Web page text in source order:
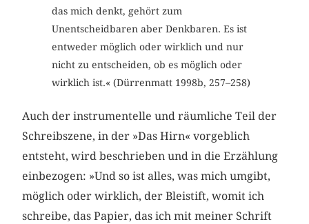
das mich denkt, gehört zum
Unentscheidbaren aber Denkbaren. Es ist
entweder möglich oder wirklich und nur
nicht zu entscheiden, ob es möglich oder
wirklich ist.« (Dürrenmatt 1998b, 257–258)
Auch der instrumentelle und räumliche Teil der
Schreibszene, in der »Das Hirn« vorgeblich
entsteht, wird beschrieben und in die Erzählung
einbezogen: »Und so ist alles, was mich umgibt,
möglich oder wirklich, der Bleistift, womit ich
schreibe, das Papier, das ich mit meiner Schrift